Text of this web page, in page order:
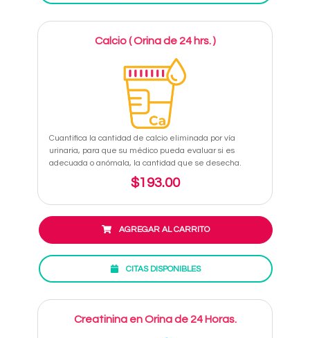
Calcio ( Orina de 24 hrs. )
Cuantifica la cantidad de calcio eliminada por vía
urinaria, para que su médico pueda evaluar si es
adecuada o anómala, la cantidad que se desecha.
$193.00
AGREGAR AL CARRITO
CITAS DISPONIBLES
Creatinina en Orina de 24 Horas.